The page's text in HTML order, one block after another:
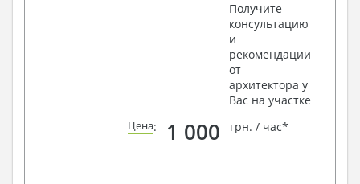
Получите
консультацию
и
рекомендации
от
архитектора у
Вас на участке
Цена: 1 000 грн. / час*